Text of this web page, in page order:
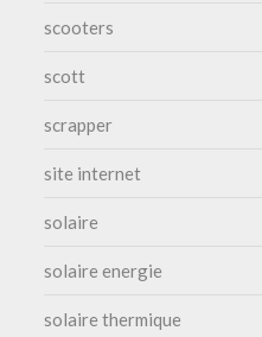
scooters
scott
scrapper
site internet
solaire
solaire energie
solaire thermique